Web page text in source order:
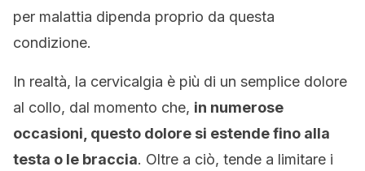
per malattia dipenda proprio da questa
condizione.
In realtà, la cervicalgia è più di un semplice dolore
al collo, dal momento che, in numerose
occasioni, questo dolore si estende fino alla
testa o le braccia. Oltre a ciò, tende a limitare i